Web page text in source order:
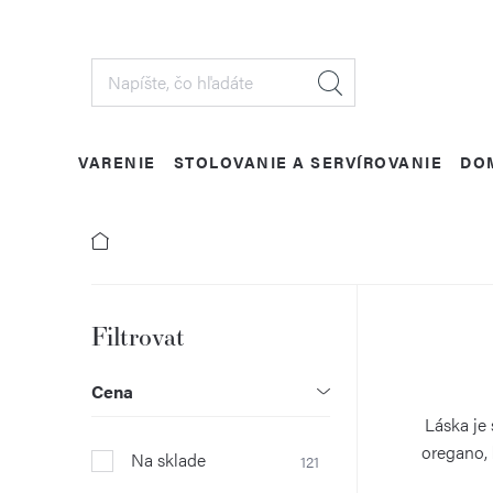
VARENIE STOLOVANIE A SERVÍROVANIE
B
o
n
Cena
Na sklade 121
Láska